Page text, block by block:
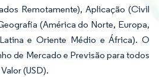
Remotamente), Aplicação (Civil
(América do Norte, Europa,
e Oriente Médio e África). O
de Mercado e Previsão para todos
(USD).